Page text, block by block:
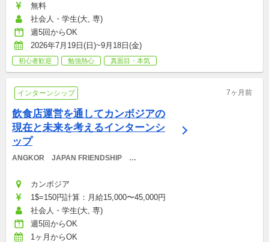
無料
社会人・学生(大, 専)
週5回からOK
2026年7月19日(日)~9月18日(金)
初心者歓迎 勉強熱心 真面目・本気
インターンシップ 7ヶ月前
飲食店運営を通してカンボジアの
現在と未来を考えるインターンシ
ップ
ANGKOR　JAPAN FRIENDSHIP
カンボジア
1$=150円計算：月給15,000〜45,000円
社会人・学生(大, 専)
週5回からOK
1ヶ月からOK